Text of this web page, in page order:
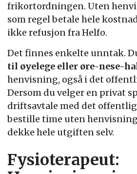
frikortordningen. Uten
som regel betale hele
ikke refusjon fra Helfo.
Det finnes enkelte unntak.
til øyelege eller øre-nese-
henvisning, også i det
Dersom du velger en privat
driftsavtale med det
bestille time uten
dekke hele utgiften selv.
Fysioterapeut: